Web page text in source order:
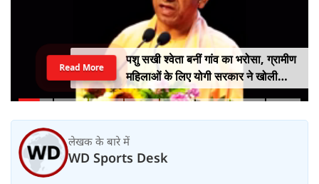
पशु सखी श्वेता बनीं गांव का भरोसा, ग्रामीण
महिलाओं के लिए योगी सरकार ने खोली
आत्मनिर्भरता की राह
Read More
लेखक के बारे में
WD Sports Desk